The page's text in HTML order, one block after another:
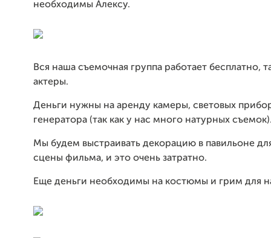
необходимы Алексу.
Вся наша съемочная группа работает бесплатно,
актеры.
Деньги нужны на аренду камеры, световых
генератора (так как у нас много натурных
Мы будем выстраивать декорацию в павильоне
сцены фильма, и это очень затратно.
Еще деньги необходимы на костюмы и грим для